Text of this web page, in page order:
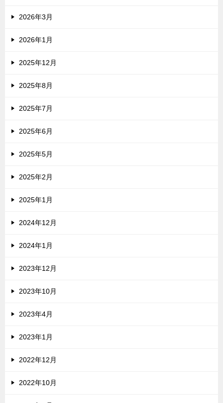
2026年3月
2026年1月
2025年12月
2025年8月
2025年7月
2025年6月
2025年5月
2025年2月
2025年1月
2024年12月
2024年1月
2023年12月
2023年10月
2023年4月
2023年1月
2022年12月
2022年10月